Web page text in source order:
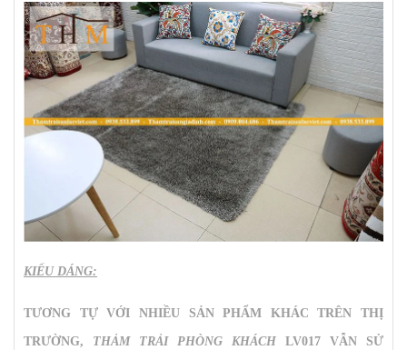
KIỂU DÁNG:
TƯƠNG TỰ VỚI NHIỀU SẢN PHẨM KHÁC TRÊN THỊ
TRƯỜNG, THẢM TRẢI PHÒNG KHÁCH LV017 VẪN SỬ